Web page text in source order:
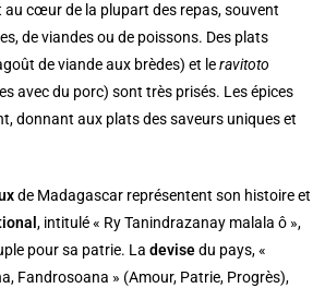
au cœur de la plupart des repas, souvent
de viandes ou de poissons. Des plats
de viande aux brèdes) et leravitoto
avec du porc) sont très prisés. Les épices
donnant aux plats des saveurs uniques et
de Madagascar représentent son histoire et
, intitulé « Ry Tanindrazanay malala ô »,
pour sa patrie. La devisedu pays, «
Fandrosoana » (Amour, Patrie, Progrès),